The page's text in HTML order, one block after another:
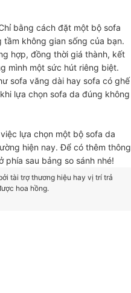
bằng cách đặt một bộ sofa
không gian sống của bạn.
hợp, đồng thời giá thành, kết
mình một sức hút riêng biệt.
sofa văng dài hay sofa có ghế
lựa chọn sofa da đúng không
lựa chọn một bộ sofa da
hiện nay. Để có thêm thông
phía sau bảng so sánh nhé!
tài trợ thương hiệu hay vị trí trả
hoa hồng.